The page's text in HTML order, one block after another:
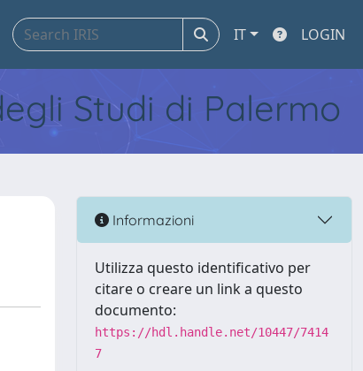
IT LOGIN
Studi di Palermo
Informazioni
Utilizza questo identificativo per
citare o creare un link a questo
documento:
https://hdl.handle.net/10447/7414
7